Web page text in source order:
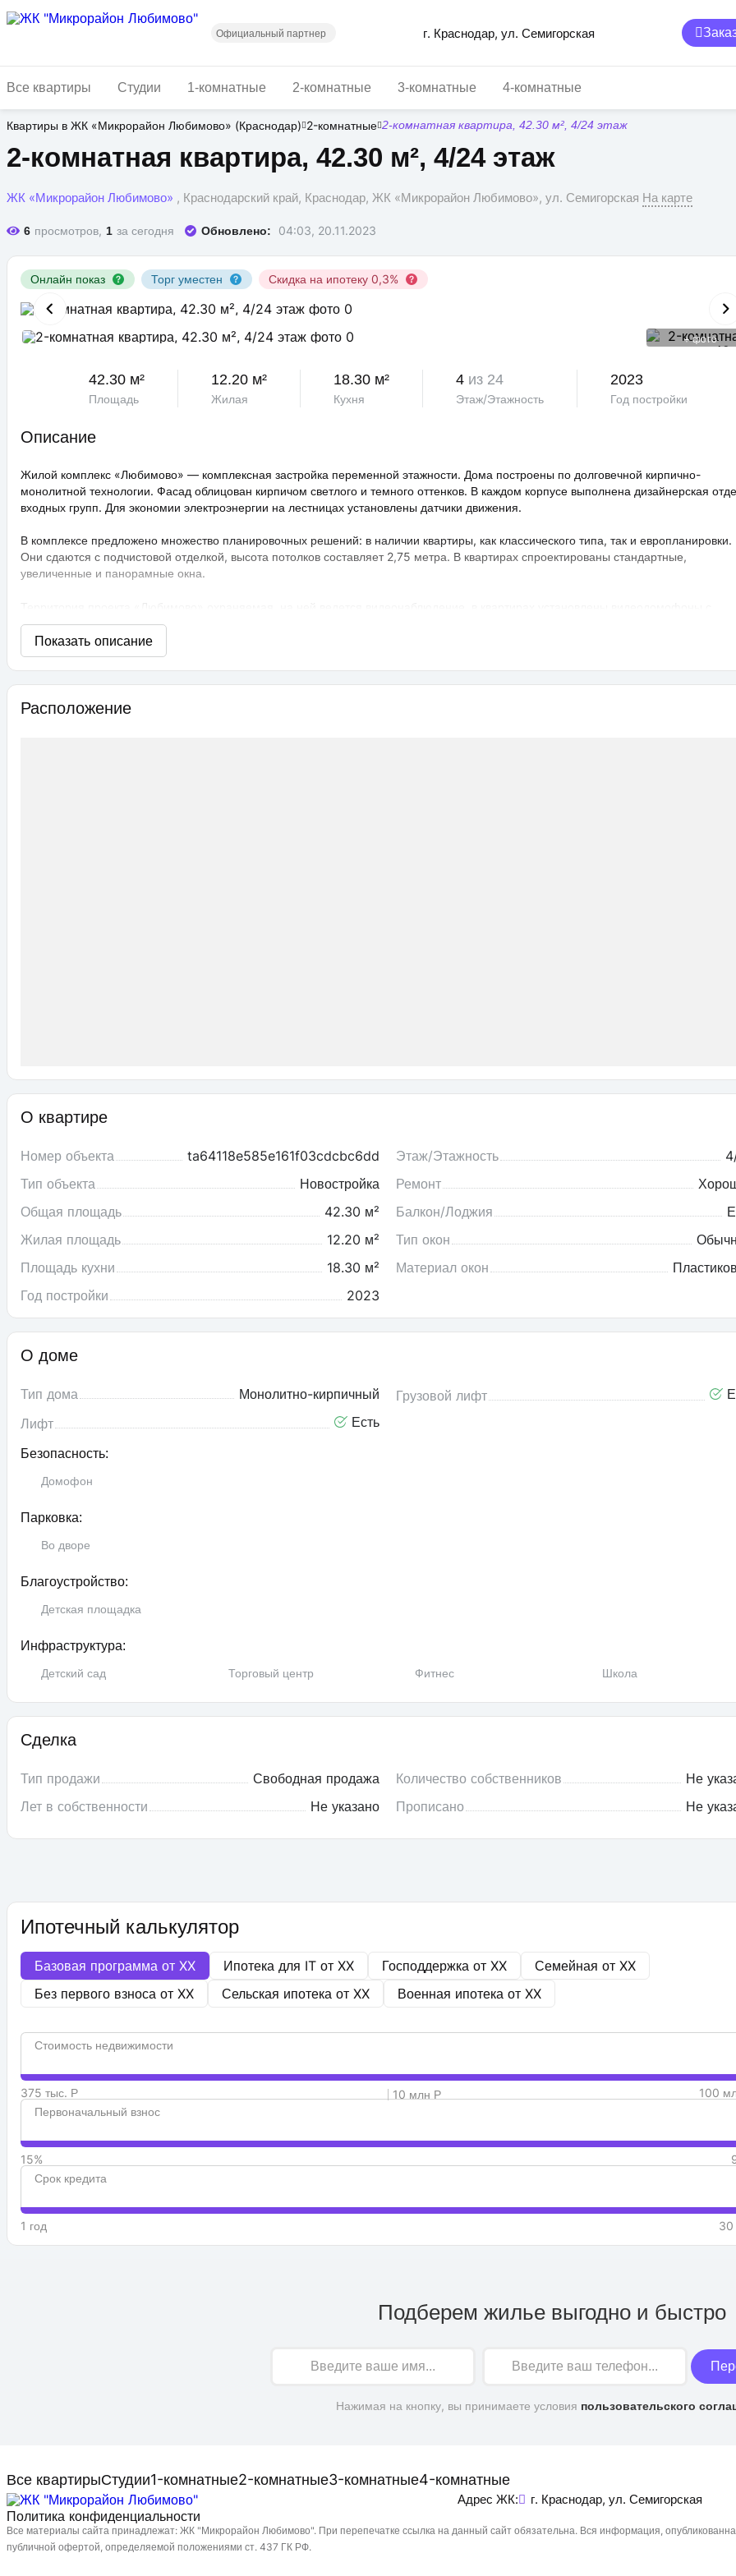
Официальный партнер г. Краснодар, ул. Семигорская
Все квартиры Студии 1-комнатные 2-комнатные 3-комнатные 4-комнатные
Квартиры в ЖК «Микрорайон Любимово» (Краснодар) 2-комнатные 2-комнатная квартира, 42.30 м², 4/24 этаж
2-комнатная квартира, 42.30 м², 4/24 этаж
ЖК «Микрорайон Любимово» , Краснодарский край, Краснодар, ЖК «Микрорайон Любимово», ул. Семигорская На карте
6 просмотров, 1 за сегодня Обновлено: 04:03, 20.11.2023
Онлайн показ Торг уместен Скидка на ипотеку 0,3%
+ фото
42.30 м²
Площадь
12.20 м²
Жилая
18.30 м²
Кухня
4 из 24
Этаж/Этажность
2023
Год постройки
Описание
Жилой комплекс «Любимово» — комплексная застройка переменной этажности. Дома построены по долговечной кирпично-
монолитной технологии. Фасад облицован кирпичом светлого и темного оттенков. В каждом корпусе выполнена дизайнерская
входных групп. Для экономии электроэнергии на лестницах установлены датчики движения.
В комплексе предложено множество планировочных решений: в наличии квартиры, как классического типа, так и европланировки.
Они сдаются с подчистовой отделкой, высота потолков составляет 2,75 метра. В квартирах спроектированы стандартные,
увеличенные и панорамные окна.
распознаванием лиц и управлением через приложение. Придомовая территория благоустроена, на ней проведено озеленение по
технологии сезонного цветения, выполнен многоуровневый ландшафтный дизайн. Во дворе расположены детские и спортивные
площадки, профессиональные площадки для групповых видов спорта, зоны отдыха с беседками, спроектирован бульвар и
прогулочные аллеи, а также школа и 3 детских сада. Для автовладельцев предусмотрен крытый и гостевой паркинг.
ЖК «Любимово» находится в районе «Губернский». Внешняя инфраструктура развита, в пешей доступности: школа, детский сад,
Расположение
О квартире
Номер объекта
ta64118e585e161f03cdcbc6dd
Тип объекта
Новостройка
Общая площадь
42.30 м²
Жилая площадь
12.20 м²
Площадь кухни
18.30 м²
Год постройки
2023
Этаж/Этажность
Ремонт
Балкон/Лоджия
Тип окон
Материал окон
О доме
Тип дома
Монолитно-кирпичный
Лифт
Есть
Грузовой лифт
Безопасность:
Домофон
Парковка:
Во дворе
Благоустройство:
Детская площадка
Инфраструктура:
Детский сад
Торговый центр Фитнес Школа
Сделка
Тип продажи
Свободная продажа
Лет в собственности
Не указано
Количество собственников
Не
Прописано
Не
Ипотечный калькулятор
Базовая программа от XX Ипотека для IT от XX Господдержка от XX Семейная от XX
Без первого взноса от XX Сельская ипотека от XX Военная ипотека от XX
Стоимость недвижимости
375 тыс. Р 10 млн Р
100
Первоначальный взнос
15%
Срок кредита
1 год 30
Подберем жилье выгодно и быстро
Нажимая на кнопку, вы принимаете условия пользовательского
Все квартирыСтудии1-комнатные2-комнатные3-комнатные4-комнатные
Адрес ЖК: г. Краснодар, ул. Семигорская
Политика конфиденциальности
Все материалы сайта принадлежат: ЖК "Микрорайон Любимово". При перепечатке ссылка на данный сайт обязательна. Вся информация,
публичной офертой, определяемой положениями ст. 437 ГК РФ.